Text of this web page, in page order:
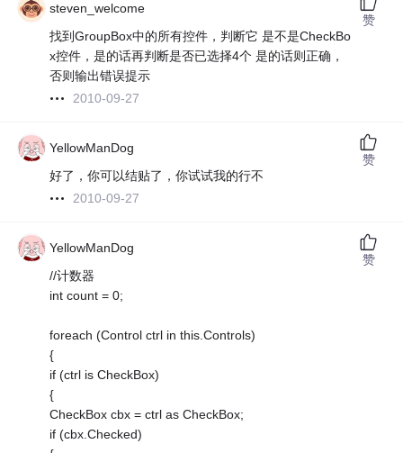
steven_welcome
找到GroupBox中的所有控件，判断它 是不是CheckBo
x控件，是的话再判断是否已选择4个 是的话则正确，
否则输出错误提示
2010-09-27
赞
YellowManDog
好了，你可以结贴了，你试试我的行不
2010-09-27
赞
YellowManDog
//计数器
int count = 0;
foreach (Control ctrl in this.Controls)
{
if (ctrl is CheckBox)
{
CheckBox cbx = ctrl as CheckBox;
if (cbx.Checked)
赞